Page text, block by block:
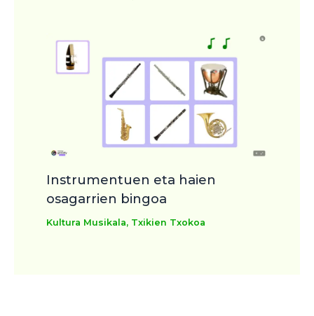
Instrumentuen eta haien
osagarrien bingoa
Kultura Musikala, Txikien Txokoa